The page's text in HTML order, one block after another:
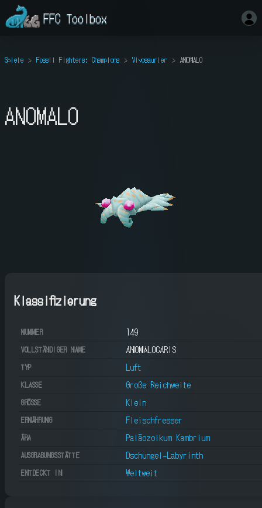
FFC Toolbox
Spiele Fossil Fighters: Champions Vivosaurier ANOMALO
ANOMALO
Klassifizierung
NUMMER 149
VOLLSTÄNDIGER NAME ANOMALOCARIS
TYP Luft
KLASSE Große Reichweite
GRÖSSE Klein
ERNÄHRUNG Fleischfresser
ÄRA Paläozoikum Kambrium
AUSGRABUNGSSTÄTTE Dschungel-Labyrinth
ENTDECKT IN Weltweit